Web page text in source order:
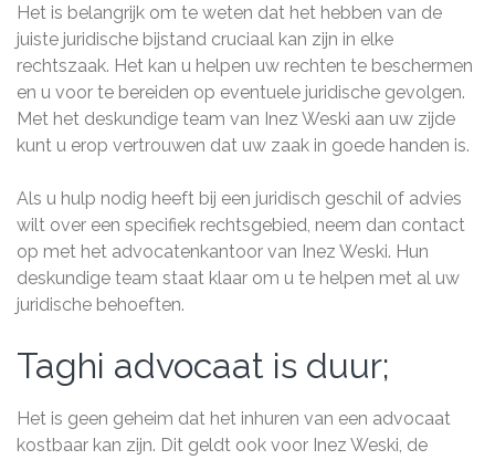
Het is belangrijk om te weten dat het hebben van de
juiste juridische bijstand cruciaal kan zijn in elke
rechtszaak. Het kan u helpen uw rechten te beschermen
en u voor te bereiden op eventuele juridische gevolgen.
Met het deskundige team van Inez Weski aan uw zijde
kunt u erop vertrouwen dat uw zaak in goede handen is.
Als u hulp nodig heeft bij een juridisch geschil of advies
wilt over een specifiek rechtsgebied, neem dan contact
op met het advocatenkantoor van Inez Weski. Hun
deskundige team staat klaar om u te helpen met al uw
juridische behoeften.
Taghi advocaat is duur;
Het is geen geheim dat het inhuren van een advocaat
kostbaar kan zijn. Dit geldt ook voor Inez Weski, de